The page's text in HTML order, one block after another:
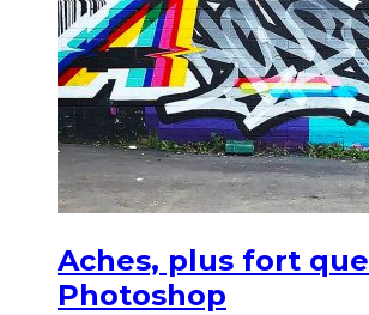
Aches, plus fort que
Photoshop